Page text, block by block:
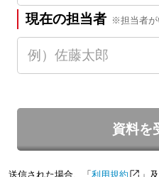
現在の担当者 ※担当者が
資料を
送信された場合、「利用規約 」